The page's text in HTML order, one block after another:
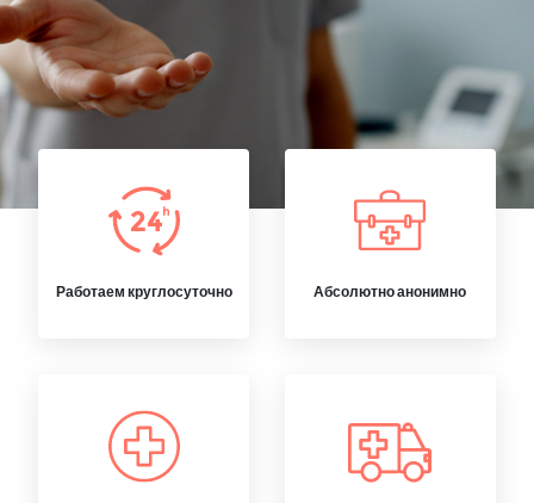
Работаем круглосуточно Абсолютно анонимно